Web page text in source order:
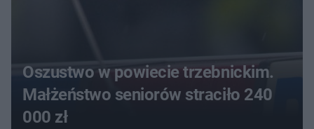
Oszustwo w powiecie trzebnickim.
Małżeństwo seniorów straciło 240
000 zł